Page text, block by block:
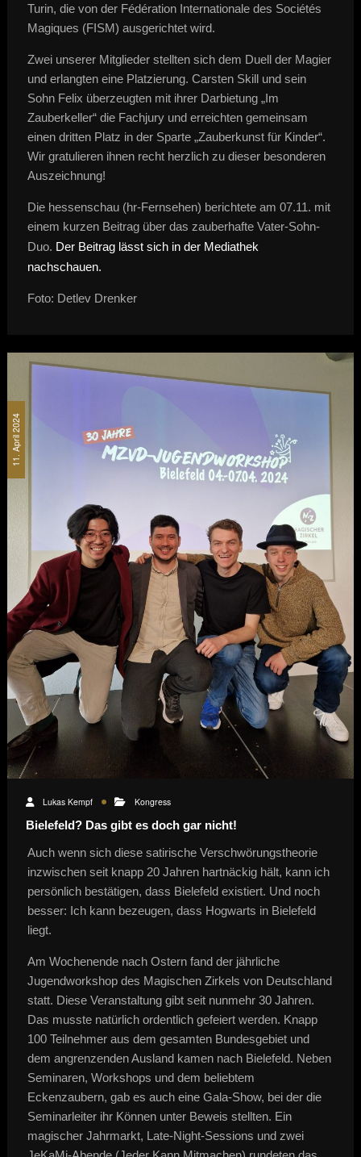
Turin, die von der Fédération Internationale des Sociétés
Magiques (FISM) ausgerichtet wird.
Zwei unserer Mitglieder stellten sich dem Duell der Magier
und erlangten eine Platzierung. Carsten Skill und sein
Sohn Felix überzeugten mit ihrer Darbietung „Im
Zauberkeller“ die Fachjury und erreichten gemeinsam
einen dritten Platz in der Sparte „Zauberkunst für Kinder“.
Wir gratulieren ihnen recht herzlich zu dieser besonderen
Auszeichnung!
Die hessenschau (hr-Fernsehen) berichtete am 07.11. mit
einem kurzen Beitrag über das zauberhafte Vater-Sohn-
Duo. Der Beitrag lässt sich in der Mediathek
nachschauen.
Foto: Detlev Drenker
11. April 2024
Lukas Kempf Kongress
Bielefeld? Das gibt es doch gar nicht!
Auch wenn sich diese satirische Verschwörungstheorie
inzwischen seit knapp 20 Jahren hartnäckig hält, kann ich
persönlich bestätigen, dass Bielefeld existiert. Und noch
besser: Ich kann bezeugen, dass Hogwarts in Bielefeld
liegt.
Am Wochenende nach Ostern fand der jährliche
Jugendworkshop des Magischen Zirkels von Deutschland
statt. Diese Veranstaltung gibt seit nunmehr 30 Jahren.
Das musste natürlich ordentlich gefeiert werden. Knapp
100 Teilnehmer aus dem gesamten Bundesgebiet und
dem angrenzenden Ausland kamen nach Bielefeld. Neben
Seminaren, Workshops und dem beliebtem
Eckenzaubern, gab es auch eine Gala-Show, bei der die
Seminarleiter ihr Können unter Beweis stellten. Ein
magischer Jahrmarkt, Late-Night-Sessions und zwei